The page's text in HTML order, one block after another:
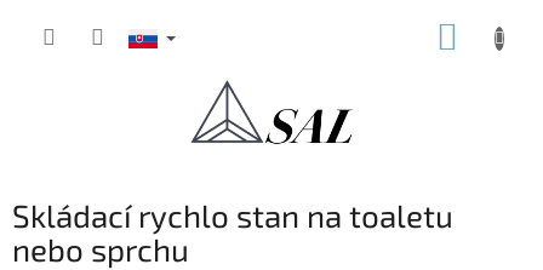
Skládací rychlo stan na toaletu
nebo sprchu